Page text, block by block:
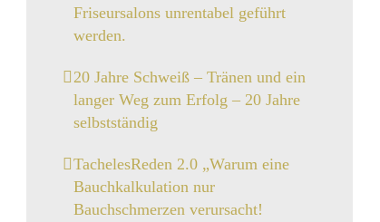
Friseursalons unrentabel geführt
werden.
20 Jahre Schweiß – Tränen und ein
langer Weg zum Erfolg – 20 Jahre
selbstständig
TachelesReden 2.0 „Warum eine
Bauchkalkulation nur
Bauchschmerzen verursacht!